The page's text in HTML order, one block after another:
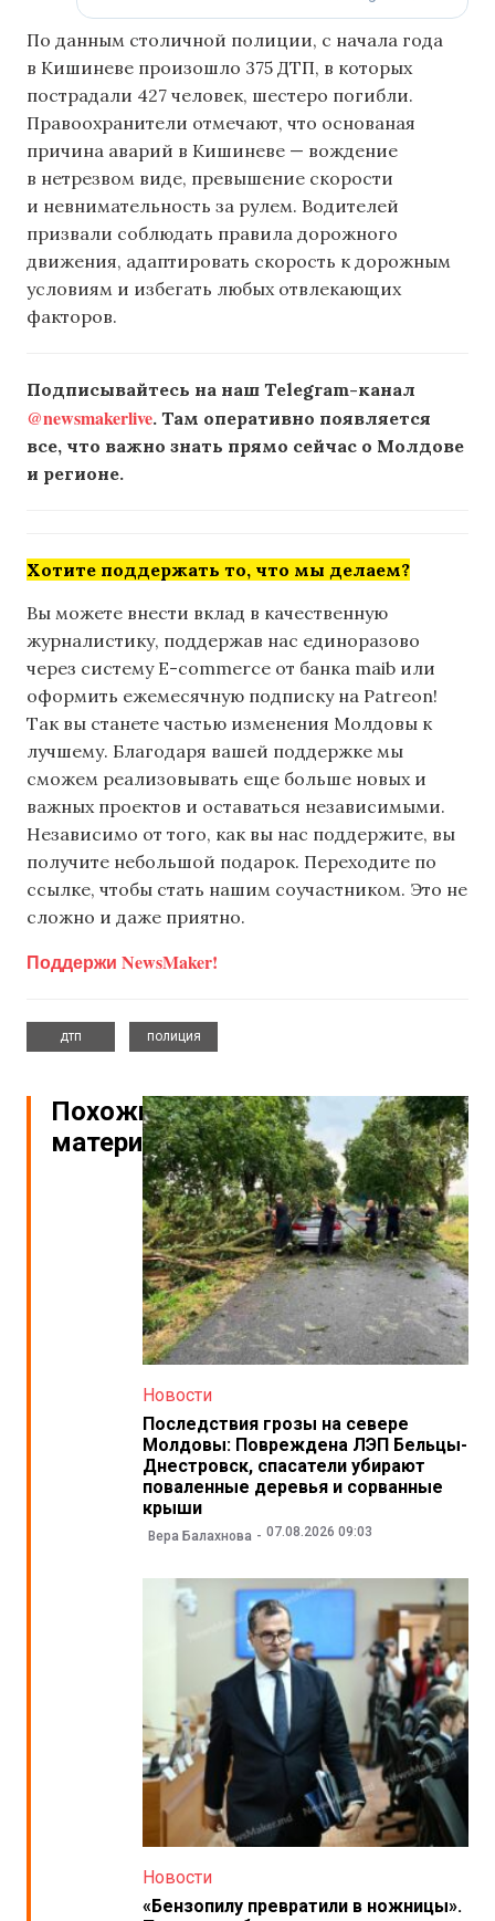
По данным столичной полиции, с начала года
в Кишиневе произошло 375 ДТП, в которых
пострадали 427 человек, шестеро погибли.
Правоохранители отмечают, что основаная
причина аварий в Кишиневе — вождение
в нетрезвом виде, превышение скорости
и невнимательность за рулем. Водителей
призвали соблюдать правила дорожного
движения, адаптировать скорость к дорожным
условиям и избегать любых отвлекающих
факторов.
Подписывайтесь на наш Telegram-канал
@newsmakerlive. Там оперативно появляется
все, что важно знать прямо сейчас о Молдове
и регионе.
Хотите поддержать то, что мы делаем?
Вы можете внести вклад в качественную
журналистику, поддержав нас единоразово
через систему E-commerce от банка maib или
оформить ежемесячную подписку на Patreon!
Так вы станете частью изменения Молдовы к
лучшему. Благодаря вашей поддержке мы
сможем реализовывать еще больше новых и
важных проектов и оставаться независимыми.
Независимо от того, как вы нас поддержите, вы
получите небольшой подарок. Переходите по
ссылке, чтобы стать нашим соучастником. Это не
сложно и даже приятно.
Поддержи NewsMaker!
дтп
полиция
Похожие
материалы
Новости
Последствия грозы на севере
Молдовы: Повреждена ЛЭП Бельцы-
Днестровск, спасатели убирают
поваленные деревья и сорванные
крыши
Вера Балахнова 07.08.2026 09:03
Новости
«Бензопилу превратили в ножницы».